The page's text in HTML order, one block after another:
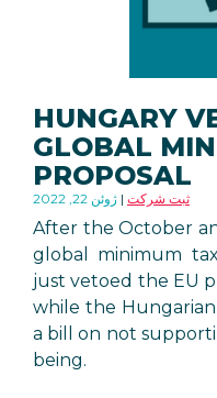
HUNGARY
GLOBAL
PROPOSAL
ژوئن 22, 2022 ثبت شرکت
After the October
global minimum
just vetoed the EU
while the Hungarian
a bill on not
being.